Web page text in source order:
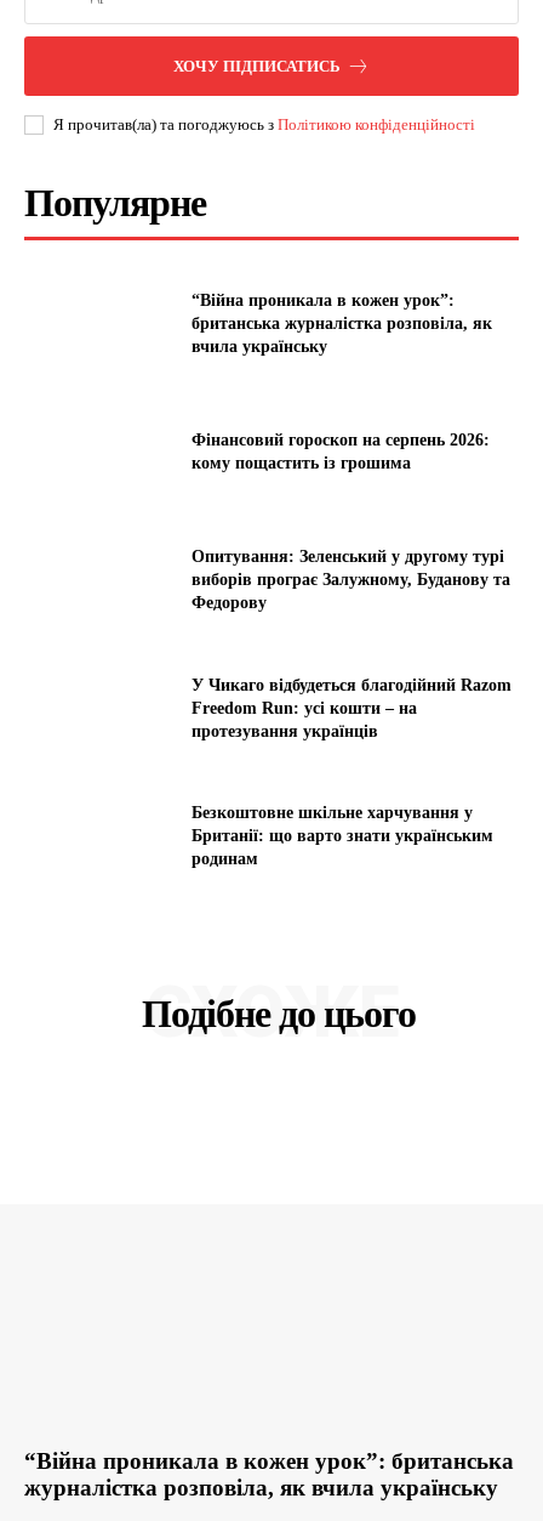
ХОЧУ ПІДПИСАТИСЬ
Я прочитав(ла) та погоджуюсь з Політикою конфіденційності
Популярне
“Війна проникала в кожен урок”:
британська журналістка розповіла, як
вчила українську
Фінансовий гороскоп на серпень 2026:
кому пощастить із грошима
Опитування: Зеленський у другому турі
виборів програє Залужному, Буданову та
Федорову
У Чикаго відбудеться благодійний Razom
Freedom Run: усі кошти – на
протезування українців
Безкоштовне шкільне харчування у
Британії: що варто знати українським
родинам
Подібне до цього
СХОЖЕ
“Війна проникала в кожен урок”: британська
журналістка розповіла, як вчила українську